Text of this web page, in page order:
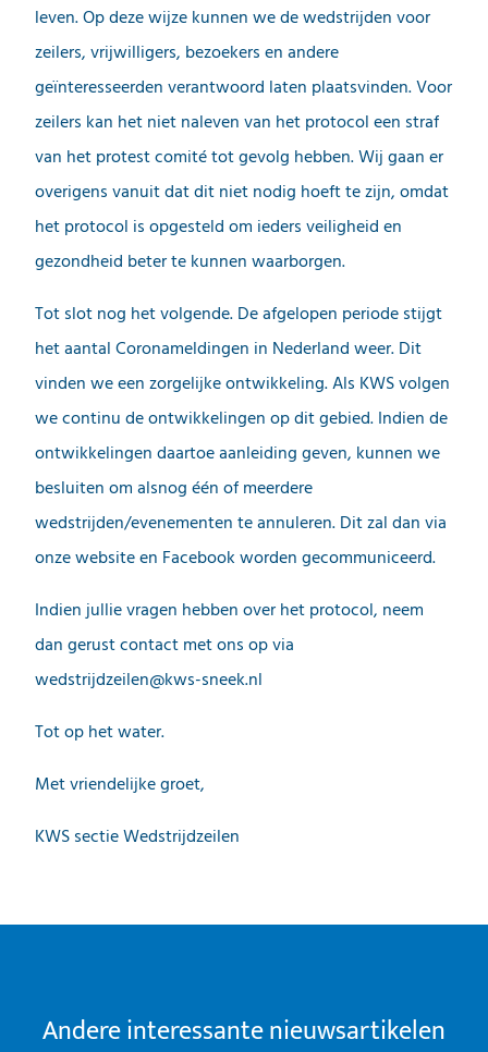
leven. Op deze wijze kunnen we de wedstrijden voor
zeilers, vrijwilligers, bezoekers en andere
geïnteresseerden verantwoord laten plaatsvinden. Voor
zeilers kan het niet naleven van het protocol een straf
van het protest comité tot gevolg hebben. Wij gaan er
overigens vanuit dat dit niet nodig hoeft te zijn, omdat
het protocol is opgesteld om ieders veiligheid en
gezondheid beter te kunnen waarborgen.
Tot slot nog het volgende. De afgelopen periode stijgt
het aantal Coronameldingen in Nederland weer. Dit
vinden we een zorgelijke ontwikkeling. Als KWS volgen
we continu de ontwikkelingen op dit gebied. Indien de
ontwikkelingen daartoe aanleiding geven, kunnen we
besluiten om alsnog één of meerdere
wedstrijden/evenementen te annuleren. Dit zal dan via
onze website en Facebook worden gecommuniceerd.
Indien jullie vragen hebben over het protocol, neem
dan gerust contact met ons op via
wedstrijdzeilen@kws-sneek.nl
Tot op het water.
Met vriendelijke groet,
KWS sectie Wedstrijdzeilen
Andere interessante nieuwsartikelen